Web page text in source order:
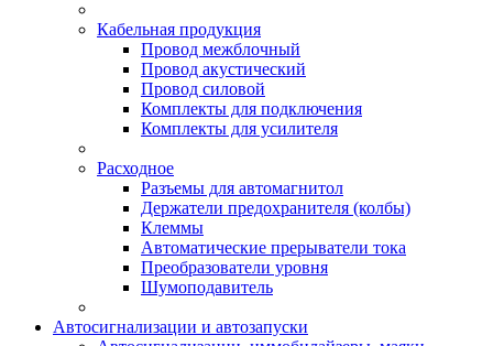
Кабельная продукция
Провод межблочный
Провод акустический
Провод силовой
Комплекты для подключения
Комплекты для усилителя
Расходное
Разъемы для автомагнитол
Держатели предохранителя (колбы)
Клеммы
Автоматические прерыватели тока
Преобразователи уровня
Шумоподавитель
Автосигнализации и автозапуски